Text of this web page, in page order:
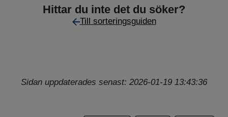
Hittar du inte det du söker?
Till sorteringsguiden
Sidan uppdaterades senast: 2026-01-19 13:43:36